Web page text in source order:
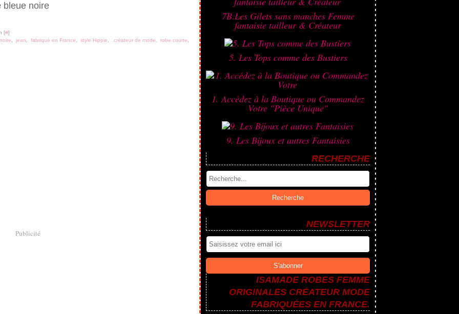
bleue noire
[#]
noire jean fabriqué en France style Hippie .créateur de mode robe courte
Publicité
7B.Les Gilets sans manches Femme
fantaisie tailleur & Créateur
5. Les Tops comme des Bustiers
1. Accédez à la Boutique ou Commandez
Votre "Pièce Unique"
9. Les Bijoux et autres Fantaisies
RECHERCHE
NEWSLETTER
ISAMADE ROBES FEMME
ORIGINALES CRÉATEUR MODE
FABRIQUÉES EN FRANCE.